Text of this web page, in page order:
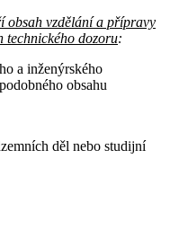
obsah vzdělání a přípravy
technického dozoru:
a inženýrského
obsahu
děl nebo studijní